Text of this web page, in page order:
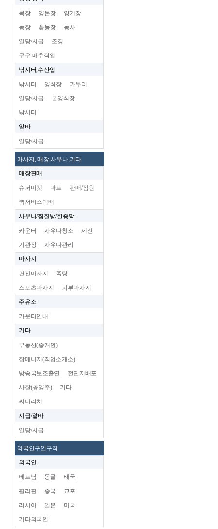
목장 양돈장 양계장
농장 꽃농장 농사
일당/시급 조경
무우 배추작업
낚시터,수산업
낚시터 양식장 가두리
일당/시급 굴양식장
낚시터
알바
일당/시급
마사지, 매장.사우나,기타
매장판매
슈퍼마켓 마트 판매/점원
퀵서비스택배
사우나/찜질방/한증막
카운터 사우나청소 세신
기관장 사우나관리
마사지
건전마사지 족탕
스포츠마사지 피부마사지
주유소
카운터안내
기타
부동산(중개인)
잡메니저(직업소개소)
방송국보조출연 전단지배포
사찰(공양주) 기타
써니리치
시급/알바
일당/시급
외국인구인구직
외국인
베트남 몽골 태국
필리핀 중국 교포
러시아 일본 미국
기타외국인